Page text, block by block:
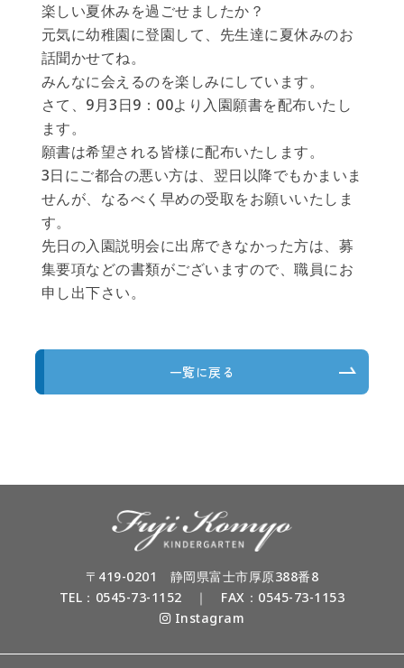
楽しい夏休みを過ごせましたか？
元気に幼稚園に登園して、先生達に夏休みのお
話聞かせてね。
みんなに会えるのを楽しみにしています。
さて、9月3日9：00より入園願書を配布いたし
ます。
願書は希望される皆様に配布いたします。
3日にご都合の悪い方は、翌日以降でもかまいま
せんが、なるべく早めの受取をお願いいたしま
す。
先日の入園説明会に出席できなかった方は、募
集要項などの書類がございますので、職員にお
申し出下さい。
一覧に戻る
〒419-0201 静岡県富士市厚原388番8
TEL： 0545-73-1152 ｜ FAX：0545-73-1153
Instagram